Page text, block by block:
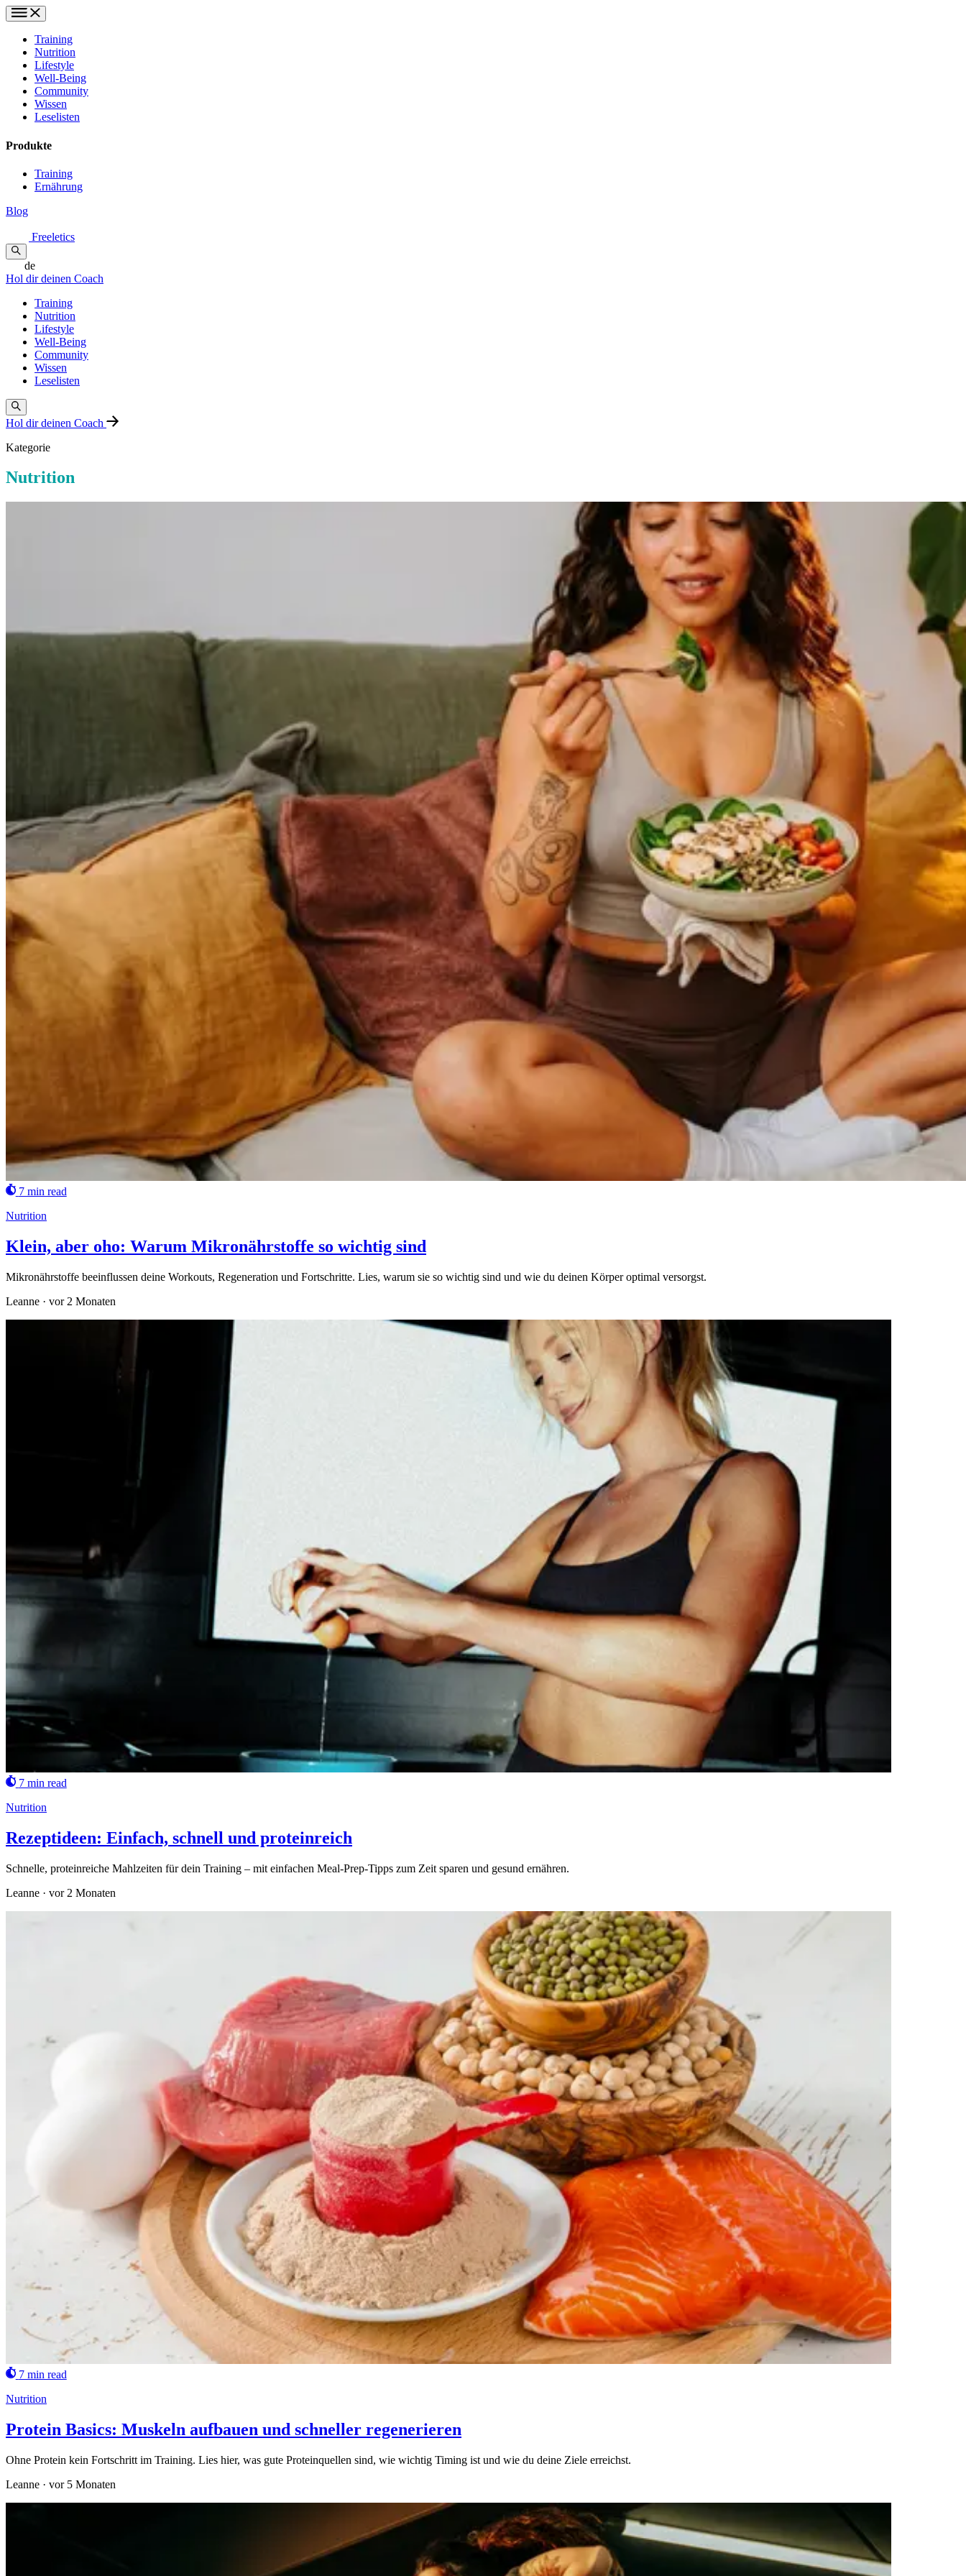
Training
Nutrition
Lifestyle
Well-Being
Community
Wissen
Leselisten
Produkte
Training
Ernährung
Blog
Freeletics
de
Hol dir deinen Coach
Training
Nutrition
Lifestyle
Well-Being
Community
Wissen
Leselisten
Hol dir deinen Coach
Kategorie
Nutrition
7 min read
Nutrition
Klein, aber oho: Warum Mikronährstoffe so wichtig sind
Mikronährstoffe beeinflussen deine Workouts, Regeneration und Fortschritte. Lies, warum sie so wichtig sind und wie du deinen Körper optimal versorgst.
Leanne · vor 2 Monaten
7 min read
Nutrition
Rezeptideen: Einfach, schnell und proteinreich
Schnelle, proteinreiche Mahlzeiten für dein Training – mit einfachen Meal-Prep-Tipps zum Zeit sparen und gesund ernähren.
Leanne · vor 2 Monaten
7 min read
Nutrition
Protein Basics: Muskeln aufbauen und schneller regenerieren
Ohne Protein kein Fortschritt im Training. Lies hier, was gute Proteinquellen sind, wie wichtig Timing ist und wie du deine Ziele erreichst.
Leanne · vor 5 Monaten